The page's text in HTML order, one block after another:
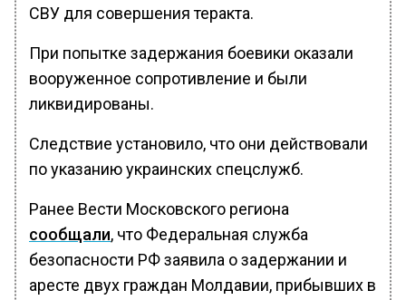
СВУ для совершения теракта.
При попытке задержания боевики оказали
вооруженное сопротивление и были
ликвидированы.
Следствие установило, что они действовали
по указанию украинских спецслужб.
Ранее Вести Московского региона
сообщали, что Федеральная служба
безопасности РФ заявила о задержании и
аресте двух граждан Молдавии, прибывших в